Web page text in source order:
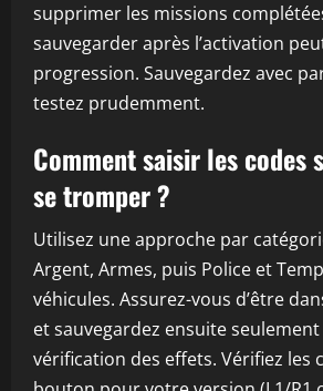
supprimer les missions
sauvegarder après l’activation
progression. Sauvegardez avec
testez prudemment.
Comment saisir les codes
se tromper ?
Utilisez une approche par
Argent, Armes, puis Police et
véhicules. Assurez-vous d’être
et sauvegardez ensuite
vérification des effets. Vérifiez les